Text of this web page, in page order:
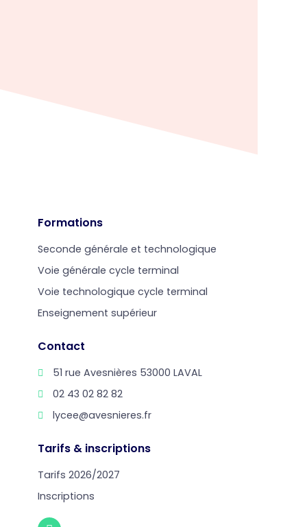
Formations
Seconde générale et technologique
Voie générale cycle terminal
Voie technologique cycle terminal
Enseignement supérieur
Contact
51 rue Avesnières 53000 LAVAL
02 43 02 82 82
lycee@avesnieres.fr
Tarifs & inscriptions
Tarifs 2026/2027
Inscriptions